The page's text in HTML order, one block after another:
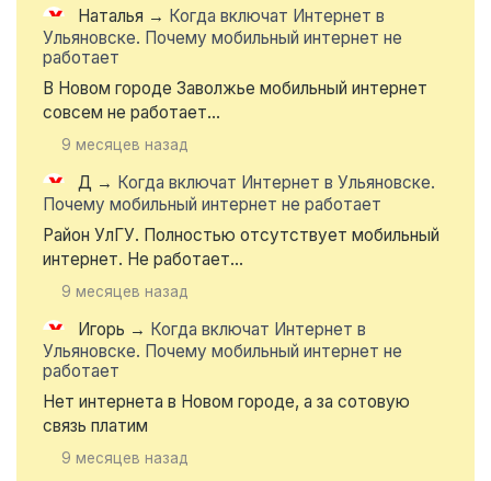
Наталья → Когда включат Интернет в
Ульяновске. Почему мобильный интернет не
работает
В Новом городе Заволжье мобильный интернет
совсем не работает...
9 месяцев назад
Д → Когда включат Интернет в Ульяновске.
Почему мобильный интернет не работает
Район УлГУ. Полностью отсутствует мобильный
интернет. Не работает...
9 месяцев назад
Игорь → Когда включат Интернет в
Ульяновске. Почему мобильный интернет не
работает
Нет интернета в Новом городе, а за сотовую
связь платим
9 месяцев назад